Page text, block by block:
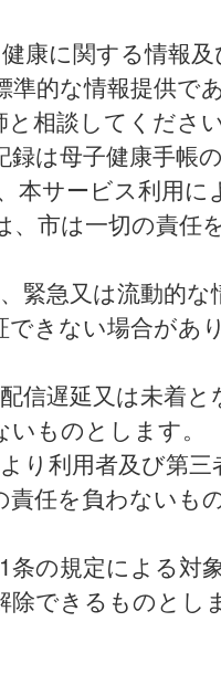
康に関する情報及
的な情報提供であ
相談してください
は母子健康手帳
本サービス利用に
市は一切の責任
緊急又は流動的な
きない場合があ
信遅延又は未着と
ものとします。
り利用者及び第三
任を負わないも
の規定による対
できるものとし